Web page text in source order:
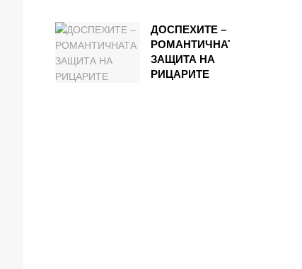
ДОСПЕХИТЕ –
РОМАНТИЧНАТА
ЗАЩИТА НА
РИЦАРИТЕ